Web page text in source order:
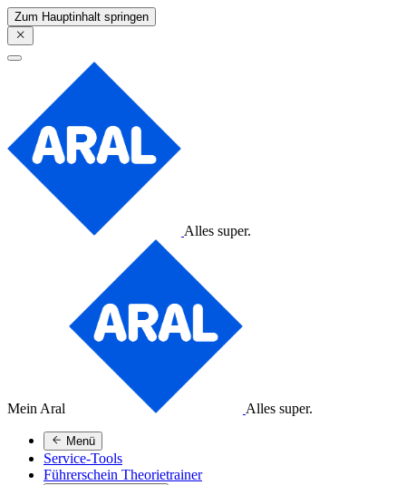
Zum Hauptinhalt springen
Alles super.
Mein Aral Alles super.
Menü
Service-Tools
Führerschein Theorietrainer